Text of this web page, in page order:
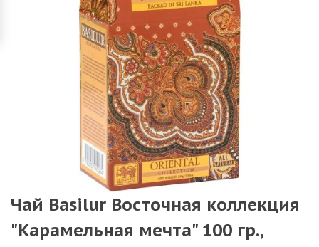
Чай Basilur Восточная коллекция
"Карамельная мечта" 100 гр.,